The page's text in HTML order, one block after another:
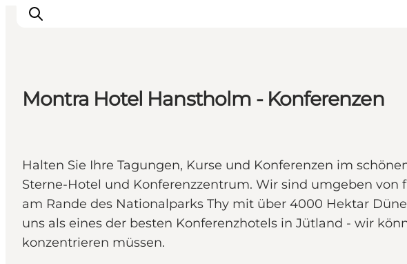
Events
Unterkunft
Mach deine Urlaubsplanung
Montra Hotel Hanstholm - Konferenzen
Halten Sie Ihre Tagungen, Kurse und Konferenzen im
Sterne-Hotel und Konferenzzentrum. Wir sind umgeben
am Rande des Nationalparks Thy mit über 4000 Hektar
uns als eines der besten Konferenzhotels in Jütland - wir
konzentrieren müssen.